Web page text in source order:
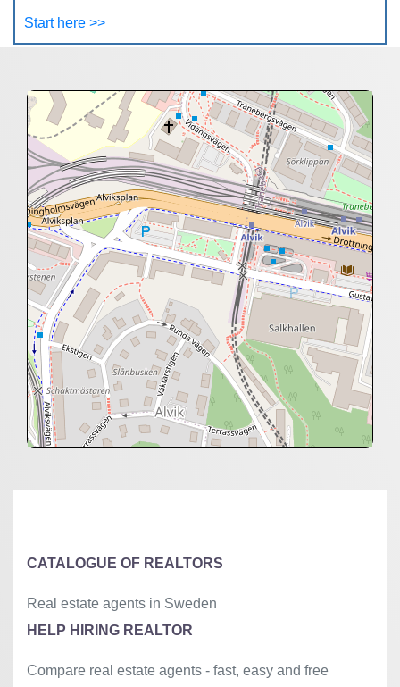
Start here >>
CATALOGUE OF REALTORS
Real estate agents in Sweden
HELP HIRING REALTOR
Compare real estate agents - fast, easy and free